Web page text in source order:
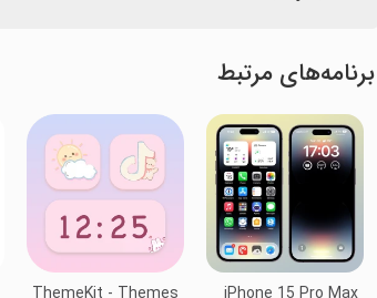
برنامه‌های مرتبط
iPhone 15 Pro Max
ThemeKit - Themes